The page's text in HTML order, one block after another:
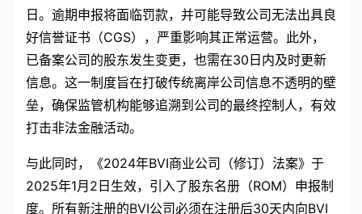
量公司，首次申报的截止日期已延长至2026年1月1
日。逾期申报将面临罚款，并可能导致公司无法出具良
好信誉证书（CGS），严重影响其正常运营。此外，
已备案公司的股东发生变更，也需在30日内及时更新
信息。这一制度旨在打破传统离岸公司信息不透明的壁
垒，确保监管机构能够追溯到公司的最终控制人，有效
与此同时，《2024年BVI商业公司（修订）法案》于
2025年1月2日生效，引入了股东名册（ROM）申报制